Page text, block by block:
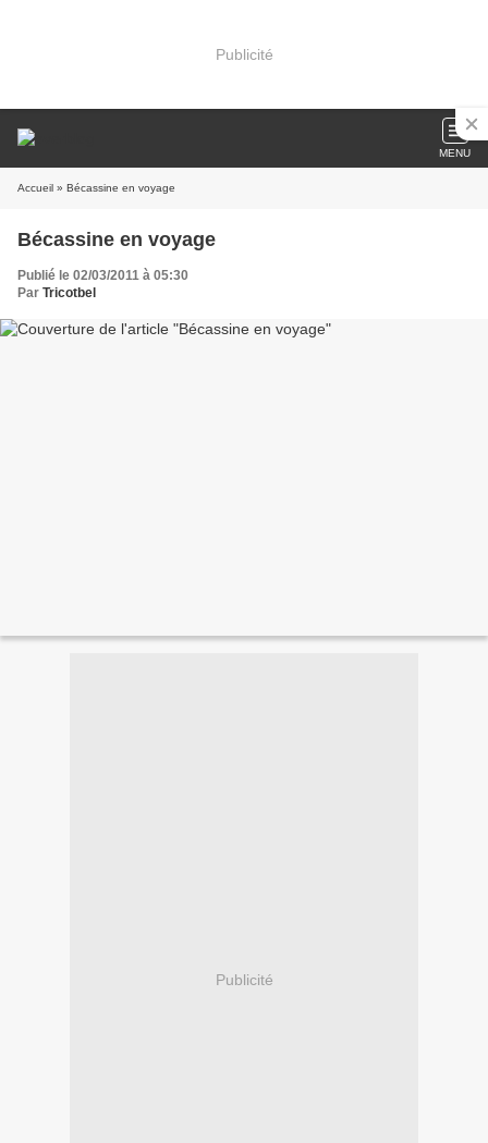
Publicité
MENU
Accueil » Bécassine en voyage
Bécassine en voyage
Publié le 02/03/2011 à 05:30
Par Tricotbel
Publicité